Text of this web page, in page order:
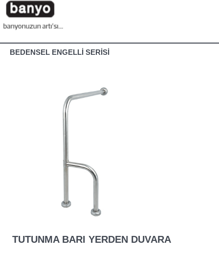
BEDENSEL ENGELLİ SERİSİ
TUTUNMA BARI YERDEN DUVARA